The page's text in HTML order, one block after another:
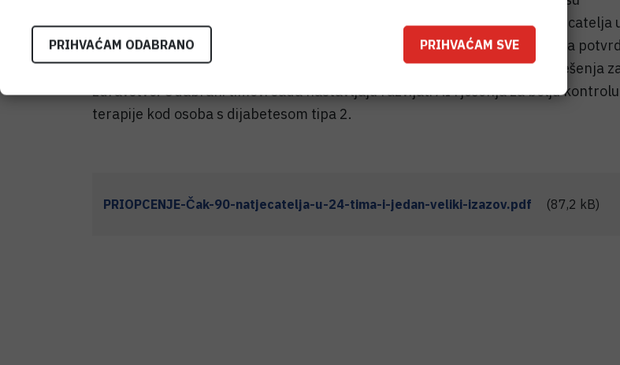
predstavljena 24 tima koja su u konkurenciji od čak 150 prijavljenih natjecatelja
tima izborila svoje mjesto u natjecanju. Ovo je najveći interes dosad i jasna
domaća healthtech zajednica prepoznala važnost razvoja primjenjivih rješenja
zdravstvo. Odabrani timovi sada nastavljaju razvijati AI rješenja za bolju kontrolu
terapije kod osoba s dijabetesom tipa 2.
PRIOPCENJE-Čak-90-natjecatelja-u-24-tima-i-jedan-veliki-izazov.pdf (87,2 kB)
PRIHVAĆAM ODABRANO PRIHVAĆAM SVE